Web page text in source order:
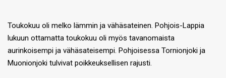
Toukokuu oli melko lämmin ja vähäsateinen. Pohjois-Lappia
lukuun ottamatta toukokuu oli myös tavanomaista
aurinkoisempi ja vähäsateisempi. Pohjoisessa Tornionjoki ja
Muonionjoki tulvivat poikkeuksellisen rajusti.